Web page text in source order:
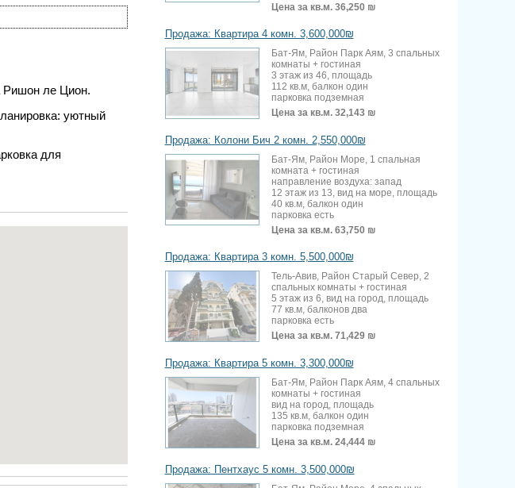
Ришон ле Цион.
уютный
для
Цена за кв.м. 36,250 ₪
Продажа: Квартира 4 комн. 3,600,000₪
Бат-Ям, Район Парк Аям, 3 спальных
комнаты + гостиная
3 этаж из 46, площадь
112 кв.м, балкон один
парковка подземная
Цена за кв.м. 32,143 ₪
Продажа: Колони Бич 2 комн. 2,550,000₪
Бат-Ям, Район Море, 1 спальная
комната + гостиная
направление воздуха: запад
12 этаж из 13, вид на море, площадь
40 кв.м, балкон один
парковка есть
Цена за кв.м. 63,750 ₪
Продажа: Квартира 3 комн. 5,500,000₪
Тель-Авив, Район Старый Север, 2
спальных комнаты + гостиная
5 этаж из 6, вид на город, площадь
77 кв.м, балконов два
парковка есть
Цена за кв.м. 71,429 ₪
Продажа: Квартира 5 комн. 3,300,000₪
Бат-Ям, Район Парк Аям, 4 спальных
комнаты + гостиная
вид на город, площадь
135 кв.м, балкон один
парковка подземная
Цена за кв.м. 24,444 ₪
Продажа: Пентхаус 5 комн. 3,500,000₪